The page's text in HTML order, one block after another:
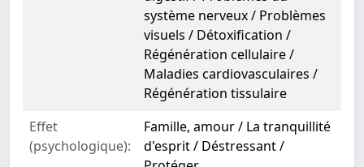
système nerveux / Problèmes
visuels / Détoxification /
Régénération cellulaire /
Maladies cardiovasculaires /
Régénération tissulaire
Effet
(psychologique):
Famille, amour / La tranquillité
d'esprit / Déstressant /